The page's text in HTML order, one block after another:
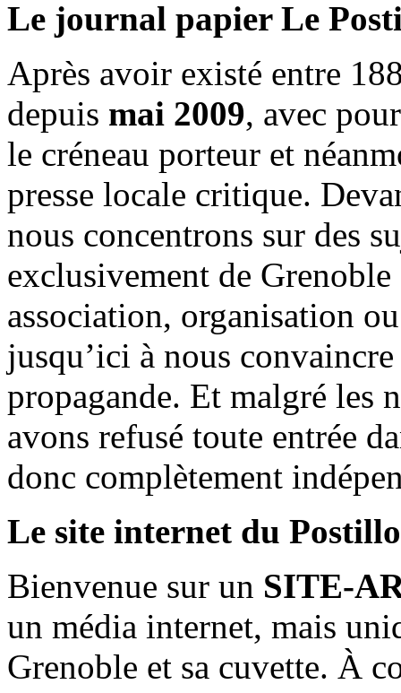
Le journal papier Le
Après avoir existé entre
depuis mai 2009, avec
le créneau porteur et
presse locale critique.
nous concentrons sur des
exclusivement de
association, organisation
jusqu’ici à nous
propagande. Et malgré les
avons refusé toute entrée
donc complètement
Le site internet du
Bienvenue sur un SITE-
un média internet, mais
Grenoble et sa cuvette. À